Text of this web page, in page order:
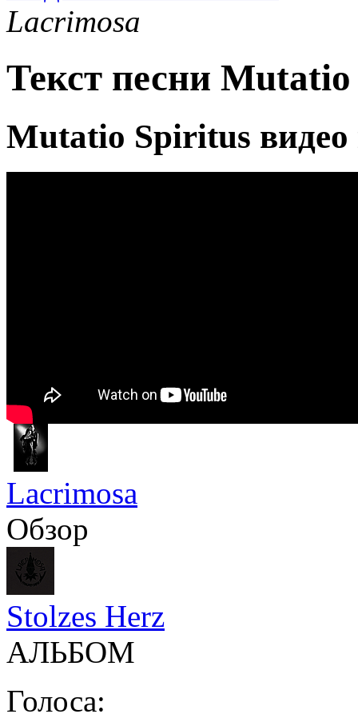
Lacrimosa
Текст песни
Mutatio Spiritus
Lacrimosa
Обзор
Stolzes Herz
АЛЬБОМ
Голоса: